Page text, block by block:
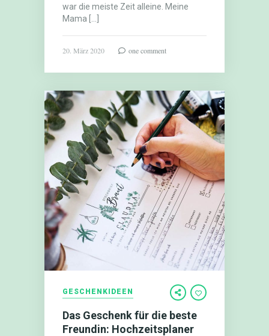
war die meiste Zeit alleine. Meine
Mama […]
20. März 2020 one comment
GESCHENKIDEEN
Das Geschenk für die beste
Freundin: Hochzeitsplaner